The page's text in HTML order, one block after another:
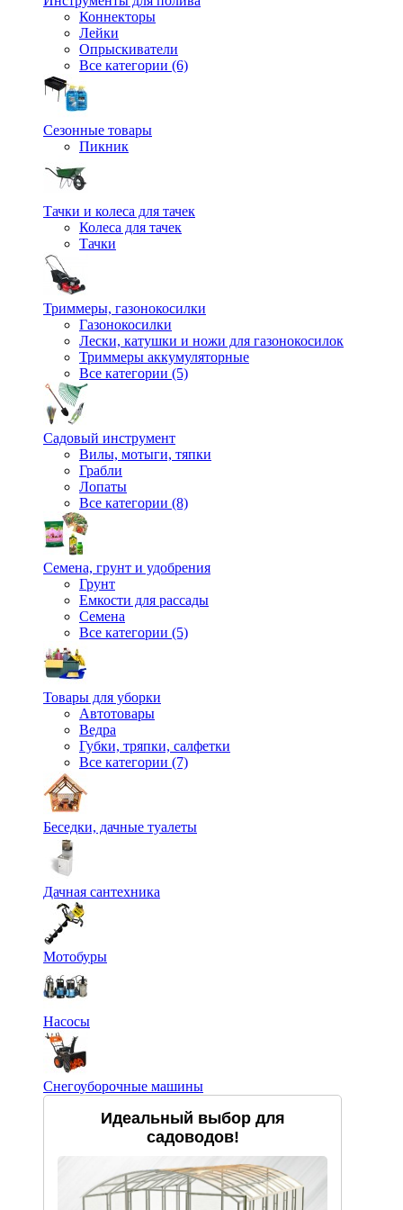
Коннекторы
Лейки
Опрыскиватели
Все категории (6)
Сезонные товары
Пикник
Тачки и колеса для тачек
Колеса для тачек
Тачки
Триммеры, газонокосилки
Газонокосилки
Лески, катушки и ножи для газонокосилок
Триммеры аккумуляторные
Все категории (5)
Садовый инструмент
Вилы, мотыги, тяпки
Грабли
Лопаты
Все категории (8)
Семена, грунт и удобрения
Грунт
Емкости для рассады
Семена
Все категории (5)
Товары для уборки
Автотовары
Ведра
Губки, тряпки, салфетки
Все категории (7)
Беседки, дачные туалеты
Дачная сантехника
Мотобуры
Насосы
Снегоуборочные машины
Идеальный выбор для
садоводов!